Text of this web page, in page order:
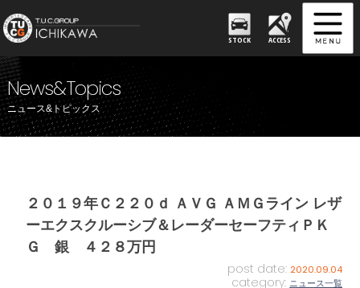
STOCK ACCESS
News&Topics
ニュース&トピックス
２０１９年Ｃ２２０ｄ ＡＶＧ ＡＭＧライン レザ
ーエクスクルーシブ＆レーダーセーフティＰＫ
Ｇ 銀 ４２８万円
post date: 2020.09.04
category: ニュース一覧